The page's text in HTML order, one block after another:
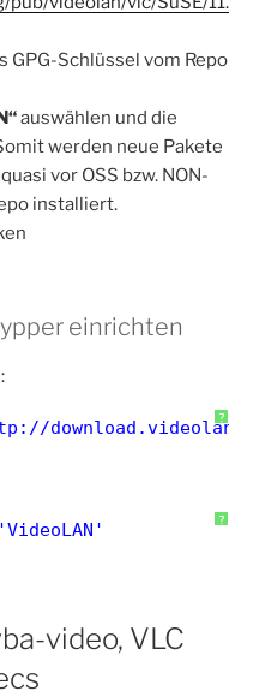
GPG-Schlüssel vom Repo
auswählen und die
werden neue Pakete
vor OSS bzw. NON-
installiert.
einrichten
?
?
'VideoLAN'
video, VLC